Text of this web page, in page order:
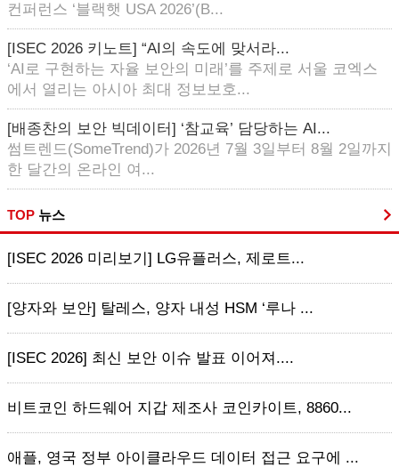
컨퍼런스 ‘블랙햇 USA 2026’(B...
[ISEC 2026 키노트] “AI의 속도에 맞서라...
‘AI로 구현하는 자율 보안의 미래’를 주제로 서울 코엑스
에서 열리는 아시아 최대 정보보호...
[배종찬의 보안 빅데이터] ‘참교육’ 담당하는 AI...
썸트렌드(SomeTrend)가 2026년 7월 3일부터 8월 2일까지
한 달간의 온라인 여...
TOP 뉴스
[ISEC 2026 미리보기] LG유플러스, 제로트...
[양자와 보안] 탈레스, 양자 내성 HSM ‘루나 ...
[ISEC 2026] 최신 보안 이슈 발표 이어져....
비트코인 하드웨어 지갑 제조사 코인카이트, 8860...
애플, 영국 정부 아이클라우드 데이터 접근 요구에 ...